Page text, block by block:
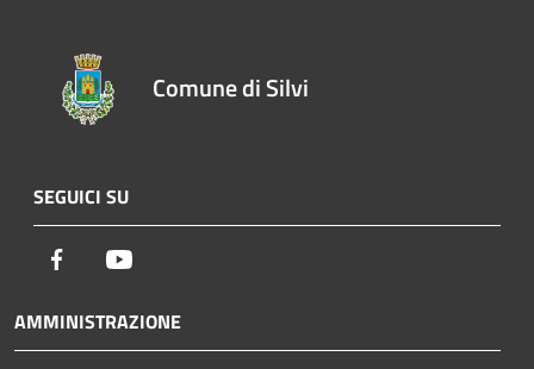
Comune di Silvi
SEGUICI SU
Facebook
AMMINISTRAZIONE